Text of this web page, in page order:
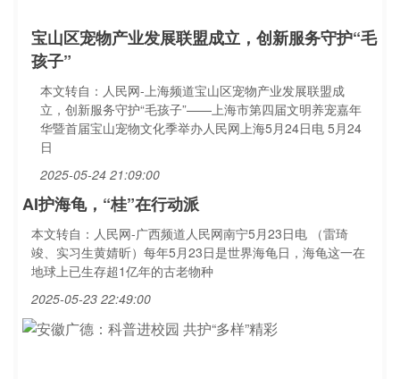
宝山区宠物产业发展联盟成立，创新服务守护“毛
孩子”
本文转自：人民网-上海频道宝山区宠物产业发展联盟成
立，创新服务守护“毛孩子”——上海市第四届文明养宠嘉年
华暨首届宝山宠物文化季举办人民网上海5月24日电 5月24
日
2025-05-24 21:09:00
AI护海龟，“桂”在行动派
本文转自：人民网-广西频道人民网南宁5月23日电 （雷琦
竣、实习生黄婧昕）每年5月23日是世界海龟日，海龟这一在
地球上已生存超1亿年的古老物种
2025-05-23 22:49:00